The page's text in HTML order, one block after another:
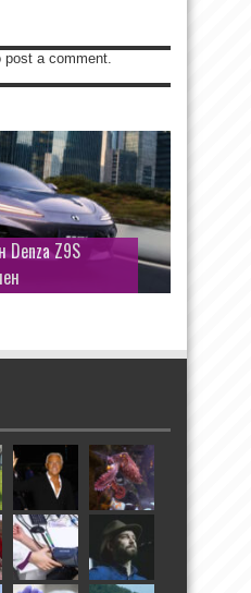
post a comment.
Denza Z9S